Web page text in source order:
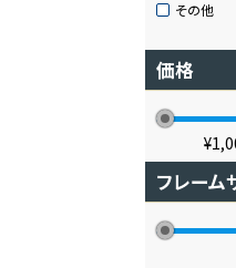
その他
価格
フレーム